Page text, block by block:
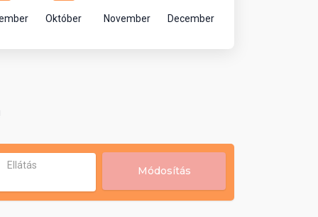
Október November December
Ellátás Módosítás